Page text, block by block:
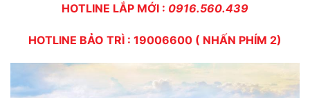
HOTLINE LẮP MỚI : 0916.560.439
HOTLINE BẢO TRÌ : 19006600 ( NHẤN PHÍM 2)